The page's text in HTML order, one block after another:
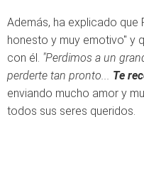
Además, ha explicado que
honesto y muy emotivo" y
con él. "Perdimos a un
perderte tan pronto... Te
enviando mucho amor y
todos sus seres queridos.